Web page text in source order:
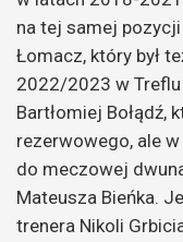
na tej samej
Łomacz, który był
2022/2023 w Treflu
Bartłomiej Bołądź,
rezerwowego, ale
do meczowej
Mateusza Bieńka.
trenera Nikoli